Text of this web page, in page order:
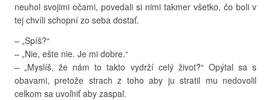
neuhol svojimi očami, povedali si nimi takmer všetko, čo boli v
tej chvíli schopní zo seba dostať.
– „Spíš?“
– „Nie, ešte nie. Je mi dobre.“
– „Myslíš, že nám to takto vydrží celý život?“ Opýtal sa s
obavami, pretože strach z toho aby ju stratil mu nedovolil
celkom sa uvoľniť aby zaspal.